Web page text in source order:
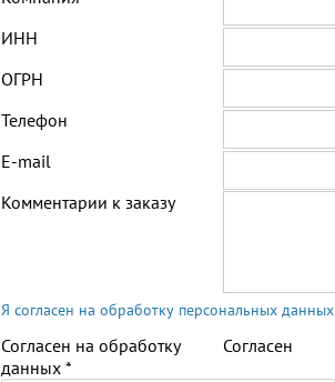
ИНН
ОГРН
Телефон
E-mail
Комментарии к заказу
Я согласен на обработку персональных данных
Согласен на обработку
данных *
Согласен